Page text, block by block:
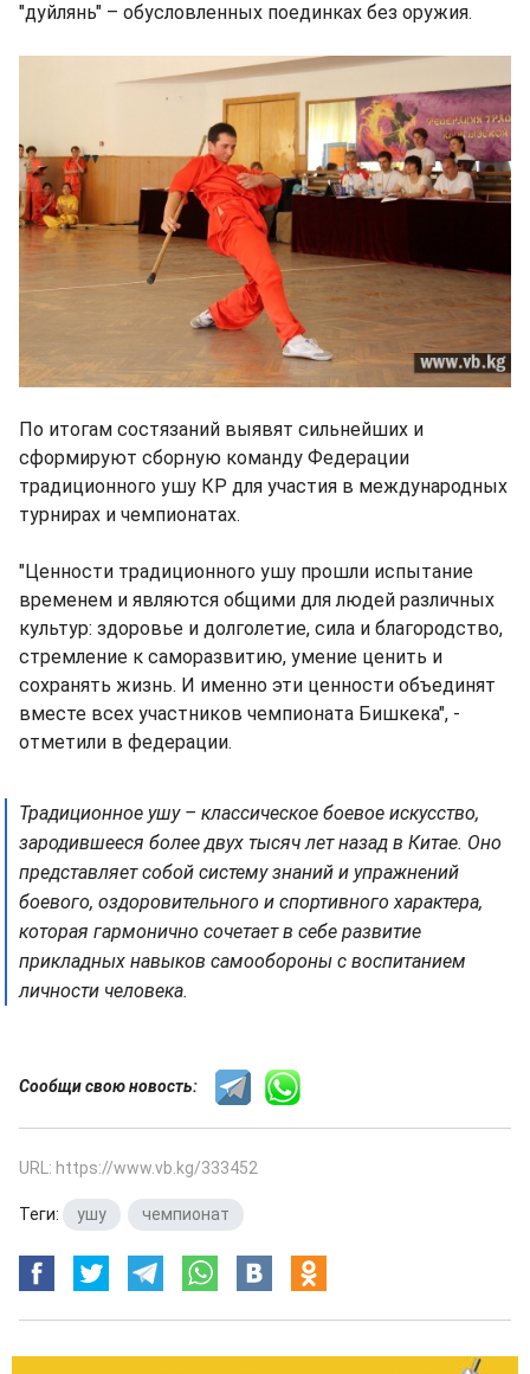
"дуйлянь" – обусловленных поединках без оружия.
По итогам состязаний выявят сильнейших и
сформируют сборную команду Федерации
традиционного ушу КР для участия в международных
турнирах и чемпионатах.
"Ценности традиционного ушу прошли испытание
временем и являются общими для людей различных
культур: здоровье и долголетие, сила и благородство,
стремление к саморазвитию, умение ценить и
сохранять жизнь. И именно эти ценности объединят
вместе всех участников чемпионата Бишкека", -
отметили в федерации.
Традиционное ушу – классическое боевое искусство,
зародившееся более двух тысяч лет назад в Китае. Оно
представляет собой систему знаний и упражнений
боевого, оздоровительного и спортивного характера,
которая гармонично сочетает в себе развитие
прикладных навыков самообороны с воспитанием
личности человека.
Сообщи свою новость:
URL: https://www.vb.kg/333452
Теги: ушу чемпионат